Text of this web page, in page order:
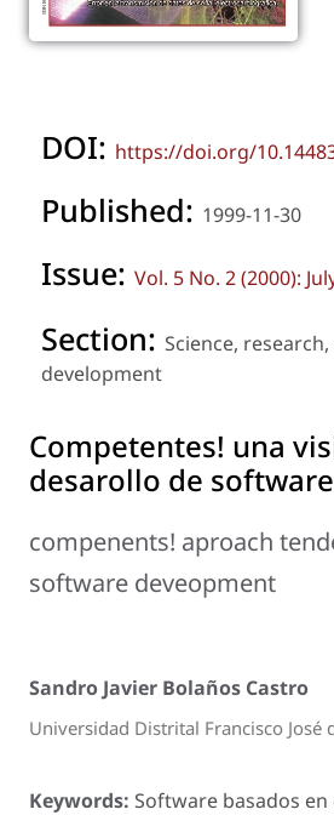
DOI: https://doi.org/
Published: 1999-11-30
Issue: Vol. 5 No. 2 (2000):
Section: Science,
development
Competentes! una
desarollo de software
compenents! aproach
software deveopment
Sandro Javier Bolaños Castro
Universidad Distrital Francisco José
Keywords: Software basados